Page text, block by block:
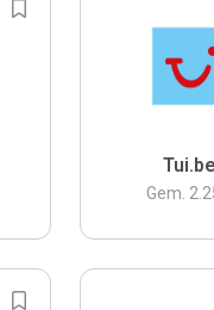
Tui.be
Gem.